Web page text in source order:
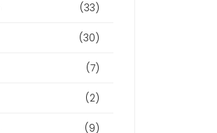
(33)
(30)
(7)
(2)
(9)